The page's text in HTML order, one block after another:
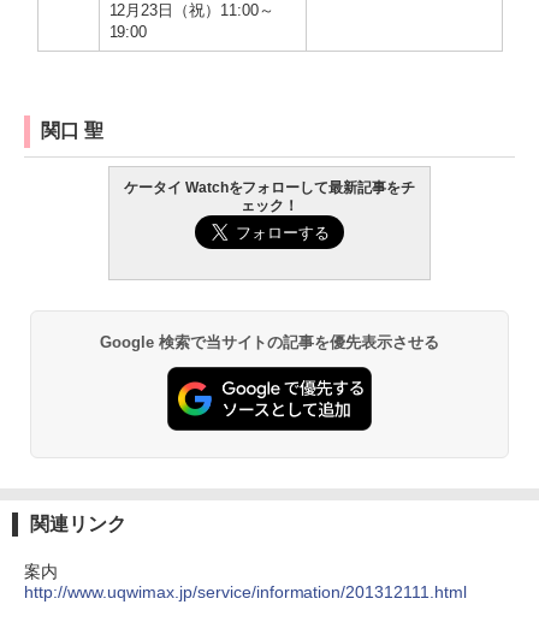
12月23日（祝）11:00～
19:00
関口 聖
ケータイ Watchをフォローして最新記事をチ
ェック！
Google 検索で当サイトの記事を優先表示させる
関連リンク
案内
http://www.uqwimax.jp/service/information/201312111.html